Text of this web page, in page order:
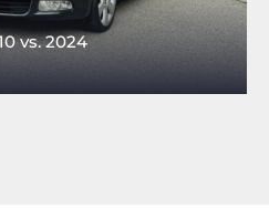
vs. 2024